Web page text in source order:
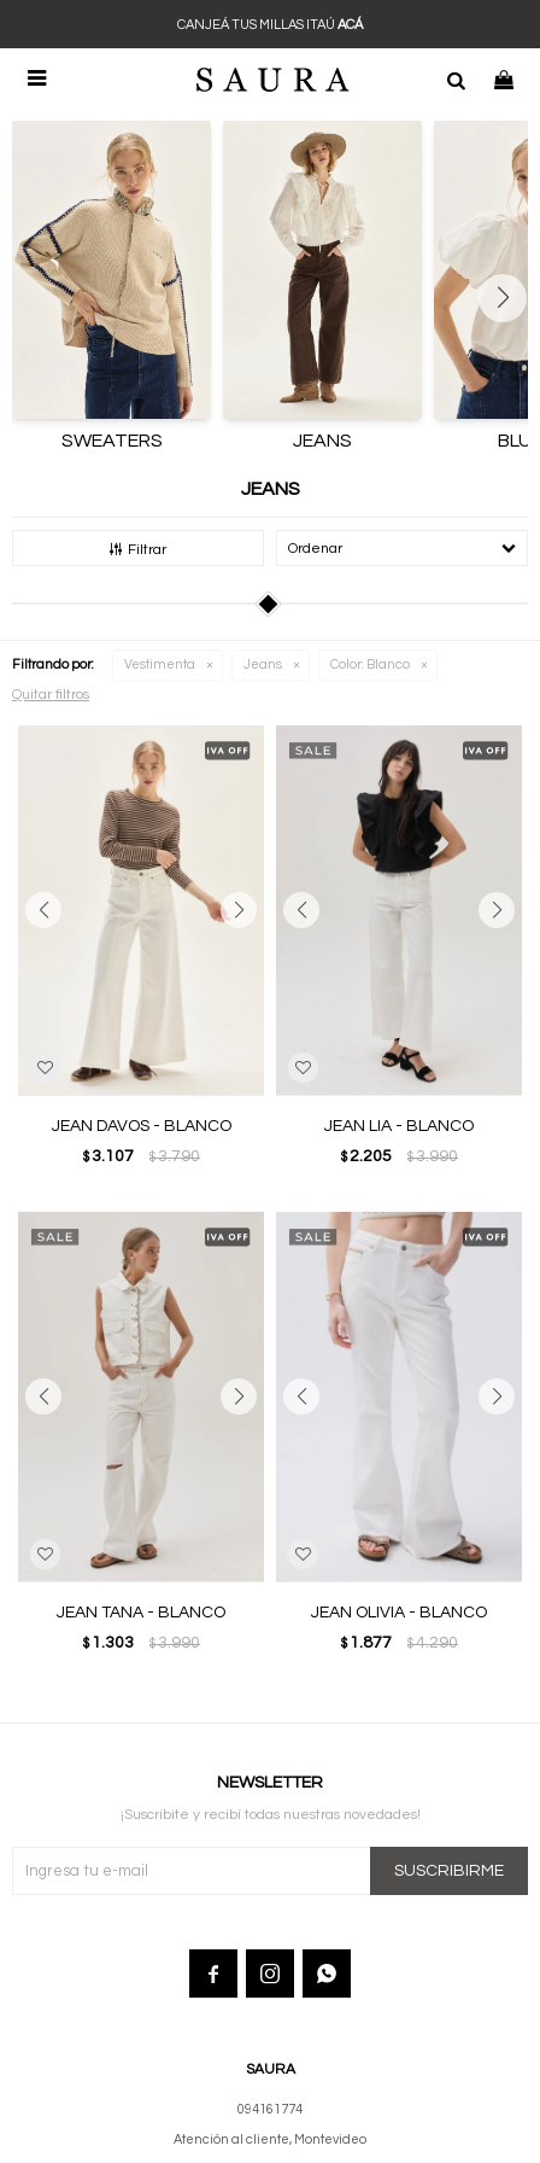

CANJEÁ TUS MILLAS ITAÚ ACÁ
SWEATERS JEANS
JEANS
Filtrar Recomendados
Filtrando por: Vestimenta Jeans Color: Blanco
Quitar filtros
JEAN DAVOS - BLANCO
$ 3.107 $3.790
JEAN LIA - BLANCO
$ 2.205 $3.990
JEAN TANA - BLANCO
$ 1.303 $3.990
JEAN OLIVIA - BLANCO
$ 1.877 $4.290
SAURA
094161774
Atención al cliente, Montevideo
NEWSLETTER
¡Suscribite y recibí todas nuestras novedades!
SUSCRIBIRME
  